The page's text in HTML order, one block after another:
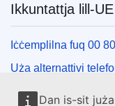
Dan is-sit
Ikkuntattja lill-UE
Iċċemplilna fuq 00
Uża alternattivi
Iktbilna permezz tal-